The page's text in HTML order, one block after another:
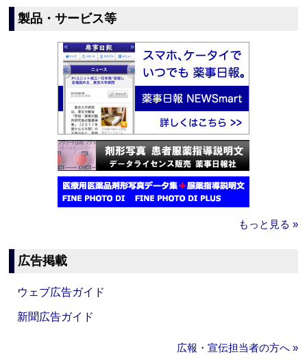
製品・サービス等
もっと見る »
広告掲載
ウェブ広告ガイド
新聞広告ガイド
広報・宣伝担当者の方へ »